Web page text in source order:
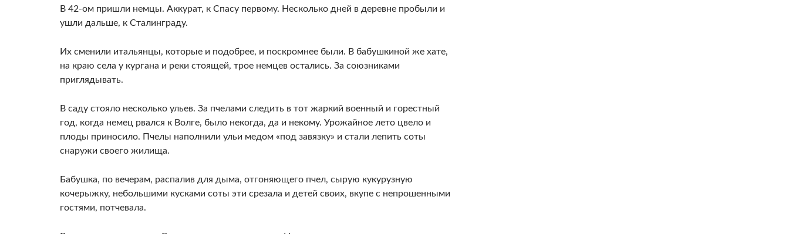
В 42-ом пришли немцы. Аккурат, к Спасу первому. Несколько дней в деревне пробыли и
ушли дальше, к Сталинграду.
Их сменили итальянцы, которые и подобрее, и поскромнее были. В бабушкиной же хате,
на краю села у кургана и реки стоящей, трое немцев остались. За союзниками
приглядывать.
В саду стояло несколько ульев. За пчелами следить в тот жаркий военный и горестный
год, когда немец рвался к Волге, было некогда, да и некому. Урожайное лето цвело и
плоды приносило. Пчелы наполнили ульи медом «под завязку» и стали лепить соты
снаружи своего жилища.
Бабушка, по вечерам, распалив для дыма, отгоняющего пчел, сырую кукурузную
кочерыжку, небольшими кусками соты эти срезала и детей своих, вкупе с непрошенными
гостями, потчевала.